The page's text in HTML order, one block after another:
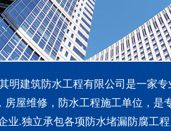
明建筑防水工程有限公司是一家
房屋维修，防水工程施工单位，是
业.独立承包各项防水堵漏防腐工